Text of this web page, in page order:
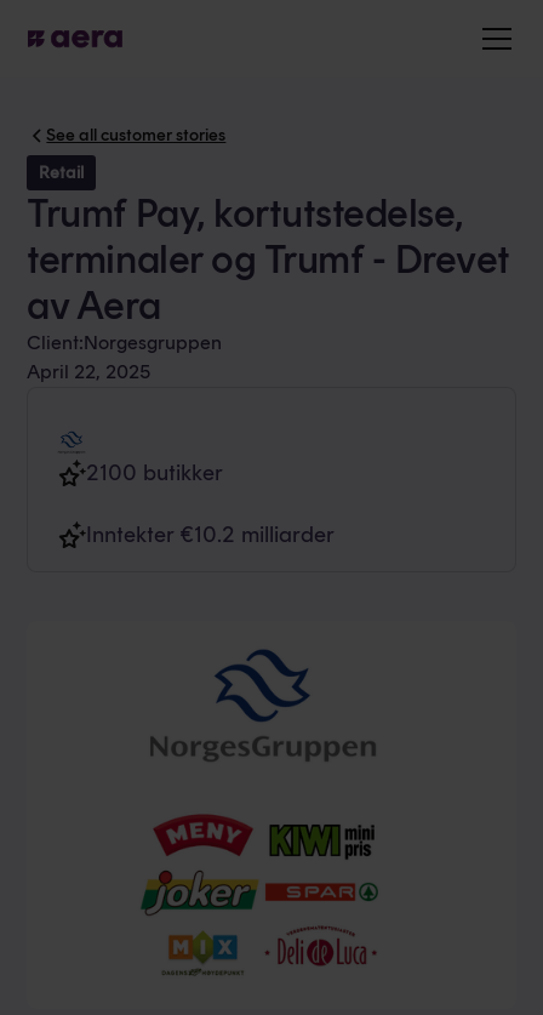
See all customer stories
Retail
Trumf Pay, kortutstedelse,
terminaler og Trumf - Drevet
av Aera
Client:Norgesgruppen
April 22, 2025
2100 butikker
Inntekter €10.2 milliarder